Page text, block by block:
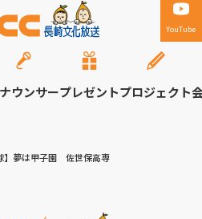
YouTube
ウンサープレゼントプロジェクト
】夢は甲子園 佐世保高専